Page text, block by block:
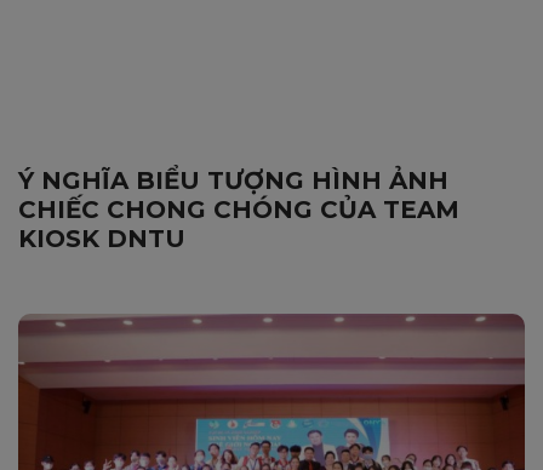
Ý NGHĨA BIỂU TƯỢNG HÌNH ẢNH
CHIẾC CHONG CHÓNG CỦA TEAM
KIOSK DNTU